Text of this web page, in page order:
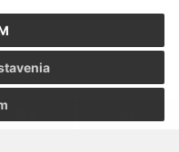
20.07.2026
o prístupnosti